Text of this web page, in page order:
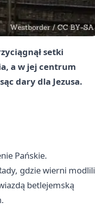
setki
a w jej centrum
dary dla Jezusa.
Pańskie.
gdzie wierni modlili
betlejemską